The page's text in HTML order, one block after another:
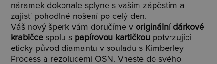
náramek dokonale splyne s vaším zápěstím a
zajistí pohodlné nošení po celý den.
Váš nový šperk vám doručíme v originální dárkové
krabičce spolu s papírovou kartičkou potvrzující
etický původ diamantu v souladu s Kimberley
Process a rezolucemi OSN. Vneste do svého